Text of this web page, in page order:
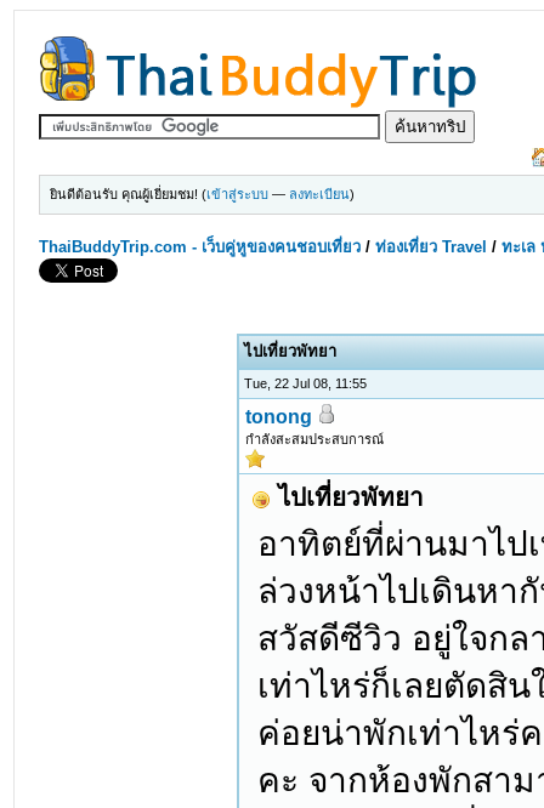
ยินดีต้อนรับ คุณผู้เยี่ยมชม! (เข้าสู่ระบบ — ลงทะเบียน)
ThaiBuddyTrip.com - เว็บคู่หูของคนชอบเที่ยว /ท่องเที่ยว Travel /ทะเล
ไปเที่ยวพัทยา
Tue, 22 Jul 08, 11:55
tonong
กำลังสะสมประสบการณ์
ไปเที่ยวพัทยา
อาทิตย์ที่ผ่านมาไป
ล่วงหน้าไปเดินหา
สวัสดีซีวิว อยู่ใจกล
เท่าไหร่ก็เลยตัดสิ
ค่อยน่าพักเท่าไหร่
คะ จากห้องพักสาม